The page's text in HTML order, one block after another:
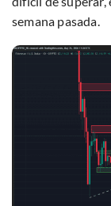
semana pasada.